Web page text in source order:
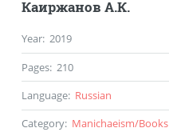
Каиржанов А.К.
Year: 2019
Pages: 210
Language: Russian
Category: Manichaeism/Books